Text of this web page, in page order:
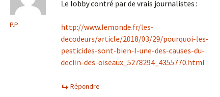
P.P
Le lobby contré par de vrais journalistes :
http://www.lemonde.fr/les-
decodeurs/article/2018/03/29/pourquoi-les-
pesticides-sont-bien-l-une-des-causes-du-
declin-des-oiseaux_5278294_4355770.html
Répondre